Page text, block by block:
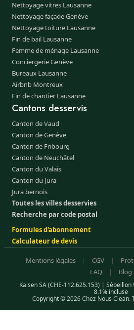
Nettoyage vitres Lausanne
Nettoyage façade Genève
Nettoyage toiture Lausanne
Fin de bail Lausanne
Femme de ménage Lausanne
Conciergerie Genève
Bureaux Lausanne
Airbnb Montreux
Fin de chantier Lausanne
Cantons desservis
Canton de Vaud
Canton de Genève
Canton de Fribourg
Canton de Neuchâtel
Canton du Valais
Canton du Jura
Jura bernois
Toutes les villes desservies
Recherche par code postal
Formules d'abonnement
Calculateur de devis
Mentions légales | CGV |
FAQ
| Blog
Kaisen SA (CHE-112.625.153) |
8.1% incluse
Copyright © 2026 Chez Nous Clean.